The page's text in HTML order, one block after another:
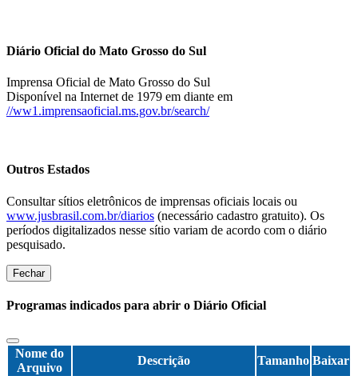
Diário Oficial do Mato Grosso do Sul
Imprensa Oficial de Mato Grosso do Sul
Disponível na Internet de 1979 em diante em
//ww1.imprensaoficial.ms.gov.br/search/
Outros Estados
Consultar sítios eletrônicos de imprensas oficiais locais ou
www.jusbrasil.com.br/diarios (necessário cadastro gratuito). Os
períodos digitalizados nesse sítio variam de acordo com o diário
pesquisado.
Fechar
Programas indicados para abrir o Diário Oficial
Nome do
Arquivo
Descrição Tamanho Baixar